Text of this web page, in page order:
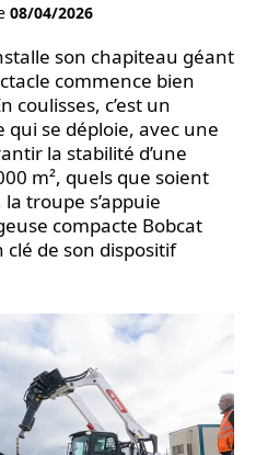
08/04/2026
son chapiteau géant
commence bien
coulisses, c’est un
se déploie, avec une
la stabilité d’une
m², quels que soient
troupe s’appuie
compacte Bobcat
de son dispositif